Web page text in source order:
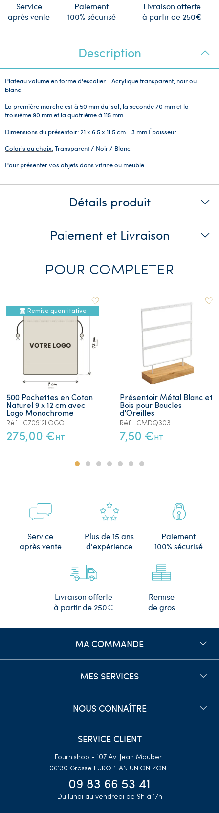
Service
après vente
Paiement
100% sécurisé
Livraison offerte
à partir de 250€
Description
Plateau volume en forme d'escalier - Acrylique transparent, noir ou
blanc.
La première marche est à 50 mm du 'sol', la seconde 70 mm et la
troisième 90 mm et la quatrième à 115 mm.
Dimensions du présentoir:21 x 6.5 x 11.5 cm - 3 mm Épaisseur
Coloris au choix:Transparent / Noir / Blanc
Pour présenter vos objets dans vitrine ou meuble.
Détails produit
Paiement et Livraison
POUR COMPLETER
Remise quantitative
500 Pochettes en Coton
Naturel 9 x 12 cm avec
Logo Monochrome
Réf.: C70912LOGO
275,00 € HT
Présentoir Métal Blanc et
Bois pour Boucles
d'Oreilles
Réf.: CMDQ303
7,50 € HT
Service
après vente
Plus de 15 ans
d'expérience
Paiement
100% sécurisé
Livraison offerte
à partir de 250€
Remise
de gros
MA COMMANDE
MES SERVICES
NOUS CONNAÎTRE
SERVICE CLIENT
Fournishop - 107 Av. Jean Maubert
06130 Grasse EUROPEAN UNION ZONE
09 83 66 53 41
Du lundi au vendredi de 9h à 17h